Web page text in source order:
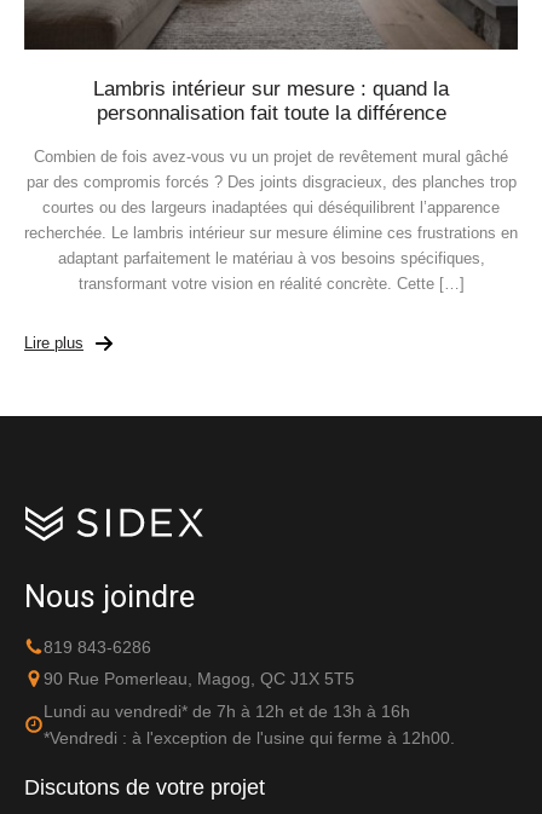
Lambris intérieur sur mesure : quand la
personnalisation fait toute la différence
Combien de fois avez-vous vu un projet de revêtement mural gâché
par des compromis forcés ? Des joints disgracieux, des planches trop
courtes ou des largeurs inadaptées qui déséquilibrent l’apparence
recherchée. Le lambris intérieur sur mesure élimine ces frustrations en
adaptant parfaitement le matériau à vos besoins spécifiques,
transformant votre vision en réalité concrète. Cette […]
Lire plus
Nous joindre
819 843-6286
90 Rue Pomerleau, Magog, QC J1X 5T5
Lundi au vendredi* de 7h à 12h et de 13h à 16h
*Vendredi : à l'exception de l'usine qui ferme à 12h00.
Discutons de votre projet